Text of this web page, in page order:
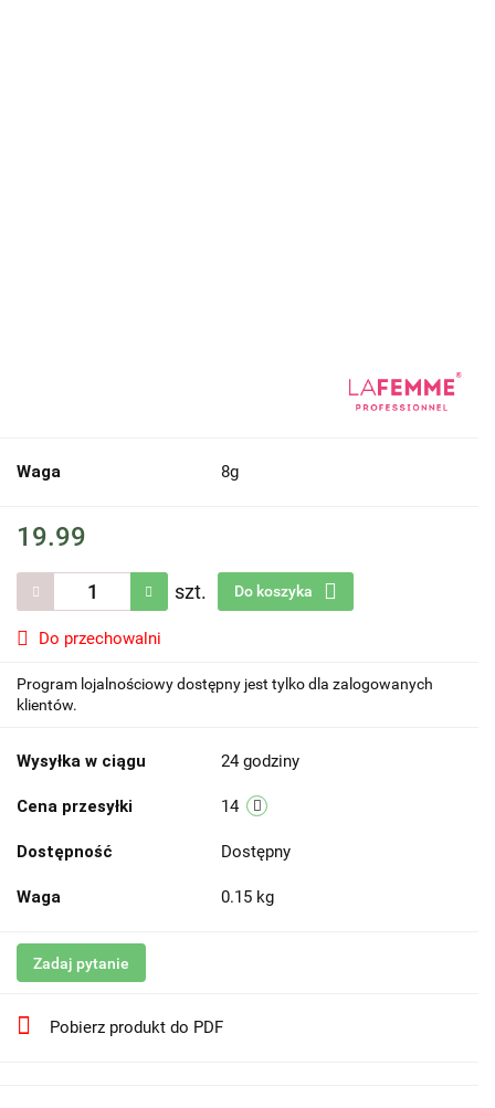
Waga 8g
19.99
szt. Do koszyka
Do przechowalni
Program lojalnościowy dostępny jest tylko dla zalogowanych
klientów.
Wysyłka w ciągu 24 godziny
Cena przesyłki 14
Dostępność Dostępny
Waga 0.15 kg
Zadaj pytanie
Pobierz produkt do PDF